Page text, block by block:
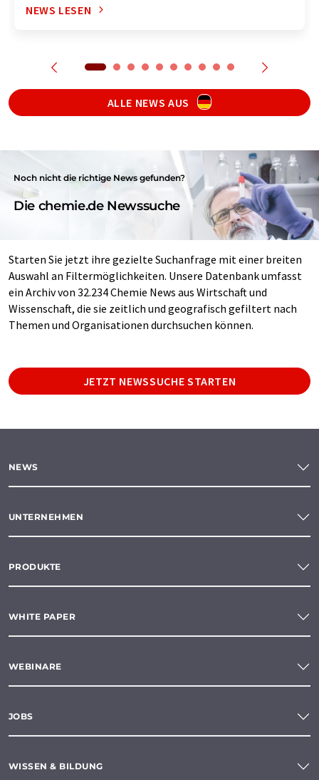
NEWS LESEN
ALLE NEWS AUS
Noch nicht die richtige News gefunden?
Die chemie.de Newssuche
Starten Sie jetzt ihre gezielte Suchanfrage mit einer breiten
Auswahl an Filtermöglichkeiten. Unsere Datenbank umfasst
ein Archiv von 32.234 Chemie News aus Wirtschaft und
Wissenschaft, die sie zeitlich und geografisch gefiltert nach
Themen und Organisationen durchsuchen können.
JETZT NEWSSUCHE STARTEN
NEWS
UNTERNEHMEN
PRODUKTE
WHITE PAPER
WEBINARE
JOBS
WISSEN & BILDUNG